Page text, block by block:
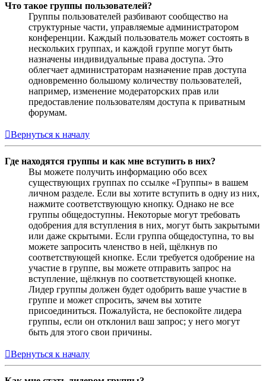
Что такое группы пользователей?
Группы пользователей разбивают сообщество на
структурные части, управляемые администратором
конференции. Каждый пользователь может состоять в
нескольких группах, и каждой группе могут быть
назначены индивидуальные права доступа. Это
облегчает администраторам назначение прав доступа
одновременно большому количеству пользователей,
например, изменение модераторских прав или
предоставление пользователям доступа к приватным
форумам.
Вернуться к началу
Где находятся группы и как мне вступить в них?
Вы можете получить информацию обо всех
существующих группах по ссылке «Группы» в вашем
личном разделе. Если вы хотите вступить в одну из них,
нажмите соответствующую кнопку. Однако не все
группы общедоступны. Некоторые могут требовать
одобрения для вступления в них, могут быть закрытыми
или даже скрытыми. Если группа общедоступна, то вы
можете запросить членство в ней, щёлкнув по
соответствующей кнопке. Если требуется одобрение на
участие в группе, вы можете отправить запрос на
вступление, щёлкнув по соответствующей кнопке.
Лидер группы должен будет одобрить ваше участие в
группе и может спросить, зачем вы хотите
присоединиться. Пожалуйста, не беспокойте лидера
группы, если он отклонил ваш запрос; у него могут
быть для этого свои причины.
Вернуться к началу